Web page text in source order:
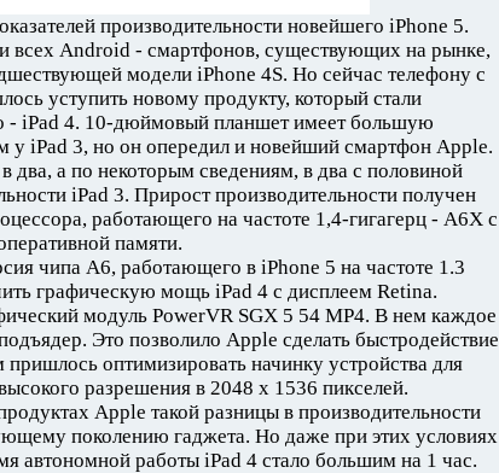
производительности новейшего iPhone 5.
всех Android - смартфонов, существующих на рынке,
модели iPhone 4S. Но сейчас телефону с
уступить новому продукту, который стали
- iPad 4. 10-дюймовый планшет имеет большую
у iPad 3, но он опередил и новейший смартфон Apple.
два, а по некоторым сведениям, в два с половиной
iPad 3. Прирост производительности получен
работающего на частоте 1,4-гигагерц - A6X с
памяти.
чипа А6, работающего в iPhone 5 на частоте 1.3
графическую мощь iPad 4 с дисплеем Retina.
модуль PowerVR SGX 5 54 MP4. В нем каждое
Это позволило Apple сделать быстродействие
оптимизировать начинку устройства для
разрешения в 2048 x 1536 пикселей.
Apple такой разницы в производительности
поколению гаджета. Но даже при этих условиях
автономной работы iPad 4 стало большим на 1 час.